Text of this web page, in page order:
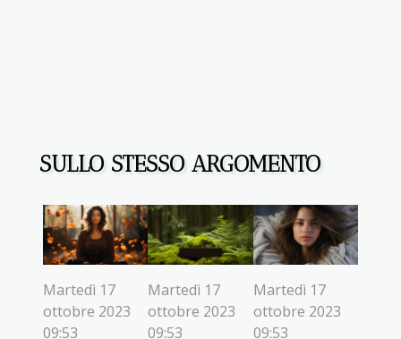
SULLO STESSO ARGOMENTO
Martedì 17
ottobre 2023
09:53
Martedì 17
ottobre 2023
09:53
Martedì 17
ottobre 2023
09:53